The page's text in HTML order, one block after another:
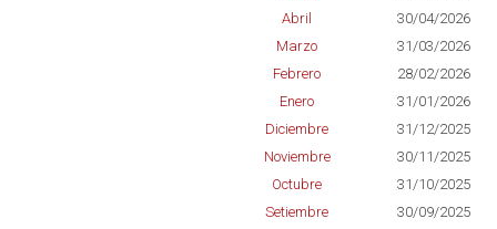
Abril
30/04/2026
Marzo
31/03/2026
Febrero
28/02/2026
Enero
31/01/2026
Diciembre
31/12/2025
Noviembre
30/11/2025
Octubre
31/10/2025
Setiembre
30/09/2025